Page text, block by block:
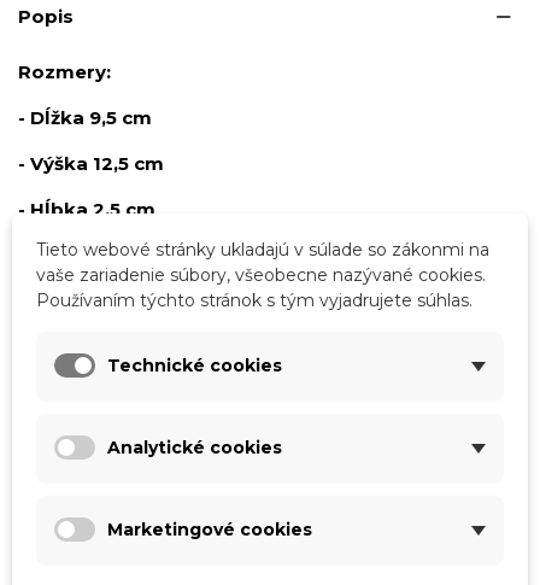
Popis
Rozmery:
- Dĺžka 9,5 cm
- Výška 12,5 cm
- Hĺbka 2,5 cm
Podrobnosti o produkte
Tabuľka vlastností
Hnedá
Vzor
Jednofarebné
Tieto webové stránky ukladajú v súlade so zákonmi na
vaše zariadenie súbory, všeobecne nazývané cookies.
Používaním týchto stránok s tým vyjadrujete súhlas.
Technické cookies
Analytické cookies
Marketingové cookies